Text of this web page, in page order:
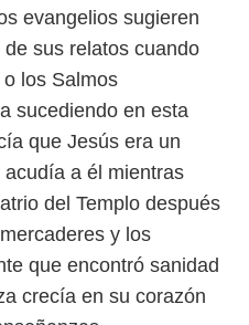
evangelios sugieren
sus relatos cuando
los Salmos
sucediendo en esta
que Jesús era un
a él mientras
del Templo después
y los
que encontró sanidad
crecía en su corazón